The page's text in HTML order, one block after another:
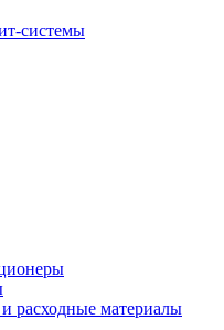
системы
расходные материалы